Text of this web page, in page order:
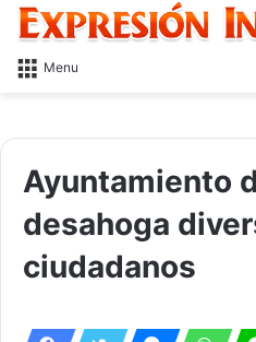
Menu
Ayuntamiento
desahoga
ciudadanos